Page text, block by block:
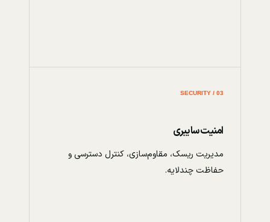
03 / SECURITY
امنیت سایبری
مدیریت ریسک، مقاوم‌سازی، کنترل دسترسی و
حفاظت چندلایه.